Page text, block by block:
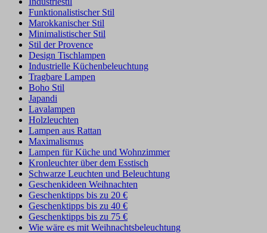
Funktionalistischer Stil
Marokkanischer Stil
Minimalistischer Stil
Stil der Provence
Design Tischlampen
Industrielle Küchenbeleuchtung
Tragbare Lampen
Boho Stil
Japandi
Lavalampen
Holzleuchten
Lampen aus Rattan
Maximalismus
Lampen für Küche und Wohnzimmer
Kronleuchter über dem Esstisch
Schwarze Leuchten und Beleuchtung
Geschenkideen Weihnachten
Geschenktipps bis zu 20 €
Geschenktipps bis zu 40 €
Geschenktipps bis zu 75 €
Wie wäre es mit Weihnachtsbeleuchtung